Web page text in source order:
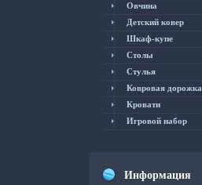
Овчина
Детский ковер
Шкаф-купе
Столы
Cтулья
Ковровая дорожка
Кровати
Игровой набор
Информация